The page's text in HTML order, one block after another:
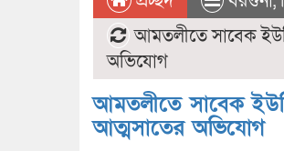
আমতলীতে সাবেক
অভিযোগ
আমতলীতে সাবেক
আত্মসাতের অভিযোগ